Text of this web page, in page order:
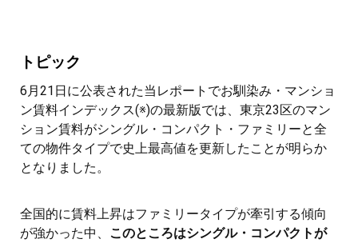
トピック
6月21日に公表された当レポートでお馴染み・マンショ
ン賃料インデックス(※)の最新版では、東京23区のマン
ション賃料がシングル・コンパクト・ファミリーと全
ての物件タイプで史上最高値を更新したことが明らか
となりました。
全国的に賃料上昇はファミリータイプが牽引する傾向
が強かった中、
このところはシングル・コンパクトが